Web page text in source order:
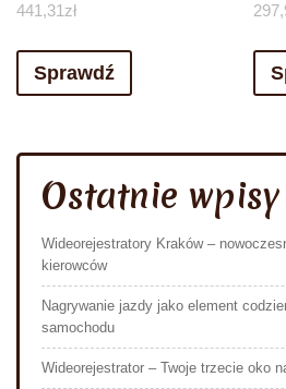
441,31zł
Sprawdź
Ostatnie wpisy
Wideorejestratory Kraków –
kierowców
Nagrywanie jazdy jako element
samochodu
Wideorejestrator – Twoje trzecie oko